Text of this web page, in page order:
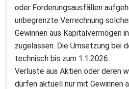
oder Forderungsausfällen
unbegrenzte Verrechnung
Gewinnen aus Kapitalvermögen
zugelassen. Die Umsetzung bei
technisch bis zum 1.1.2026.
Verluste aus Aktien oder deren
dürfen aktuell nur mit Gewinnen